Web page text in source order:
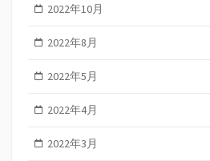
2022年10月
2022年8月
2022年5月
2022年4月
2022年3月